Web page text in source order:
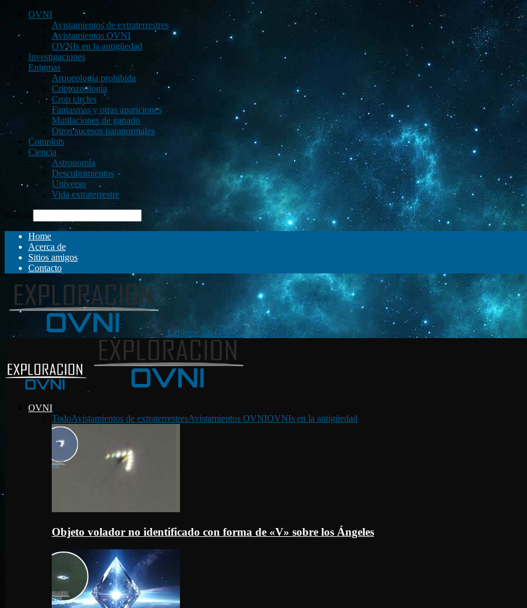
OVNI
Avistamientos de extraterrestres
Avistamientos OVNI
OVNIs en la antigüedad
Investigaciones
Enigmas
Arqueología prohibida
Criptozoología
Crop circles
Fantasmas y otras apariciones
Mutilaciones de ganado
Otros sucesos paranormales
Complots
Ciencia
Astronomía
Descubrimientos
Universo
Vida extraterrestre
Buscar
Home
Acerca de
Sitios amigos
Contacto
Exploración OVNI
OVNI
TodoAvistamientos de extraterrestresAvistamientos OVNIOVNIs en la antigüedad
Objeto volador no identificado con forma de «V» sobre los Ángeles